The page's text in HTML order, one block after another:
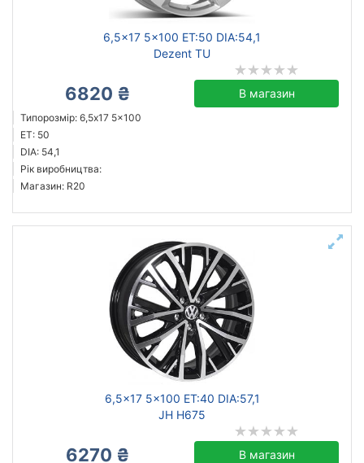
6,5x17 5x100 ET:50 DIA:54,1
Dezent TU
6820 ₴ В магазин
Типорозмір: 6,5x17 5x100
ET: 50
DIA: 54,1
Рік виробництва:
Магазин: R20
6,5x17 5x100 ET:40 DIA:57,1
JH H675
6270 ₴ В магазин